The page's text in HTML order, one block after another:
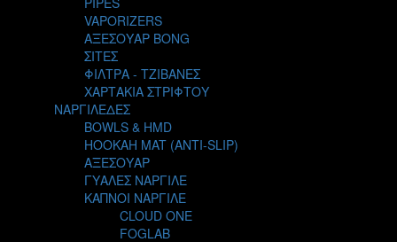
VAPORIZERS
ΑΞΕΣΟΥΑΡ BONG
ΣΙΤΕΣ
ΦΙΛΤΡΑ - ΤΖΙΒΑΝΕΣ
ΧΑΡΤΑΚΙΑ ΣΤΡΙΦΤΟΥ
ΝΑΡΓΙΛΕΔΕΣ
BOWLS & HMD
HOOKAH MAT (ANTI-SLIP)
ΑΞΕΣΟΥΑΡ
ΓΥΑΛΕΣ ΝΑΡΓΙΛΕ
ΚΑΠΝΟΙ ΝΑΡΓΙΛΕ
CLOUD ONE
FOGLAB